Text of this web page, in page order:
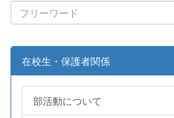
在校生・保護者関係
部活動について